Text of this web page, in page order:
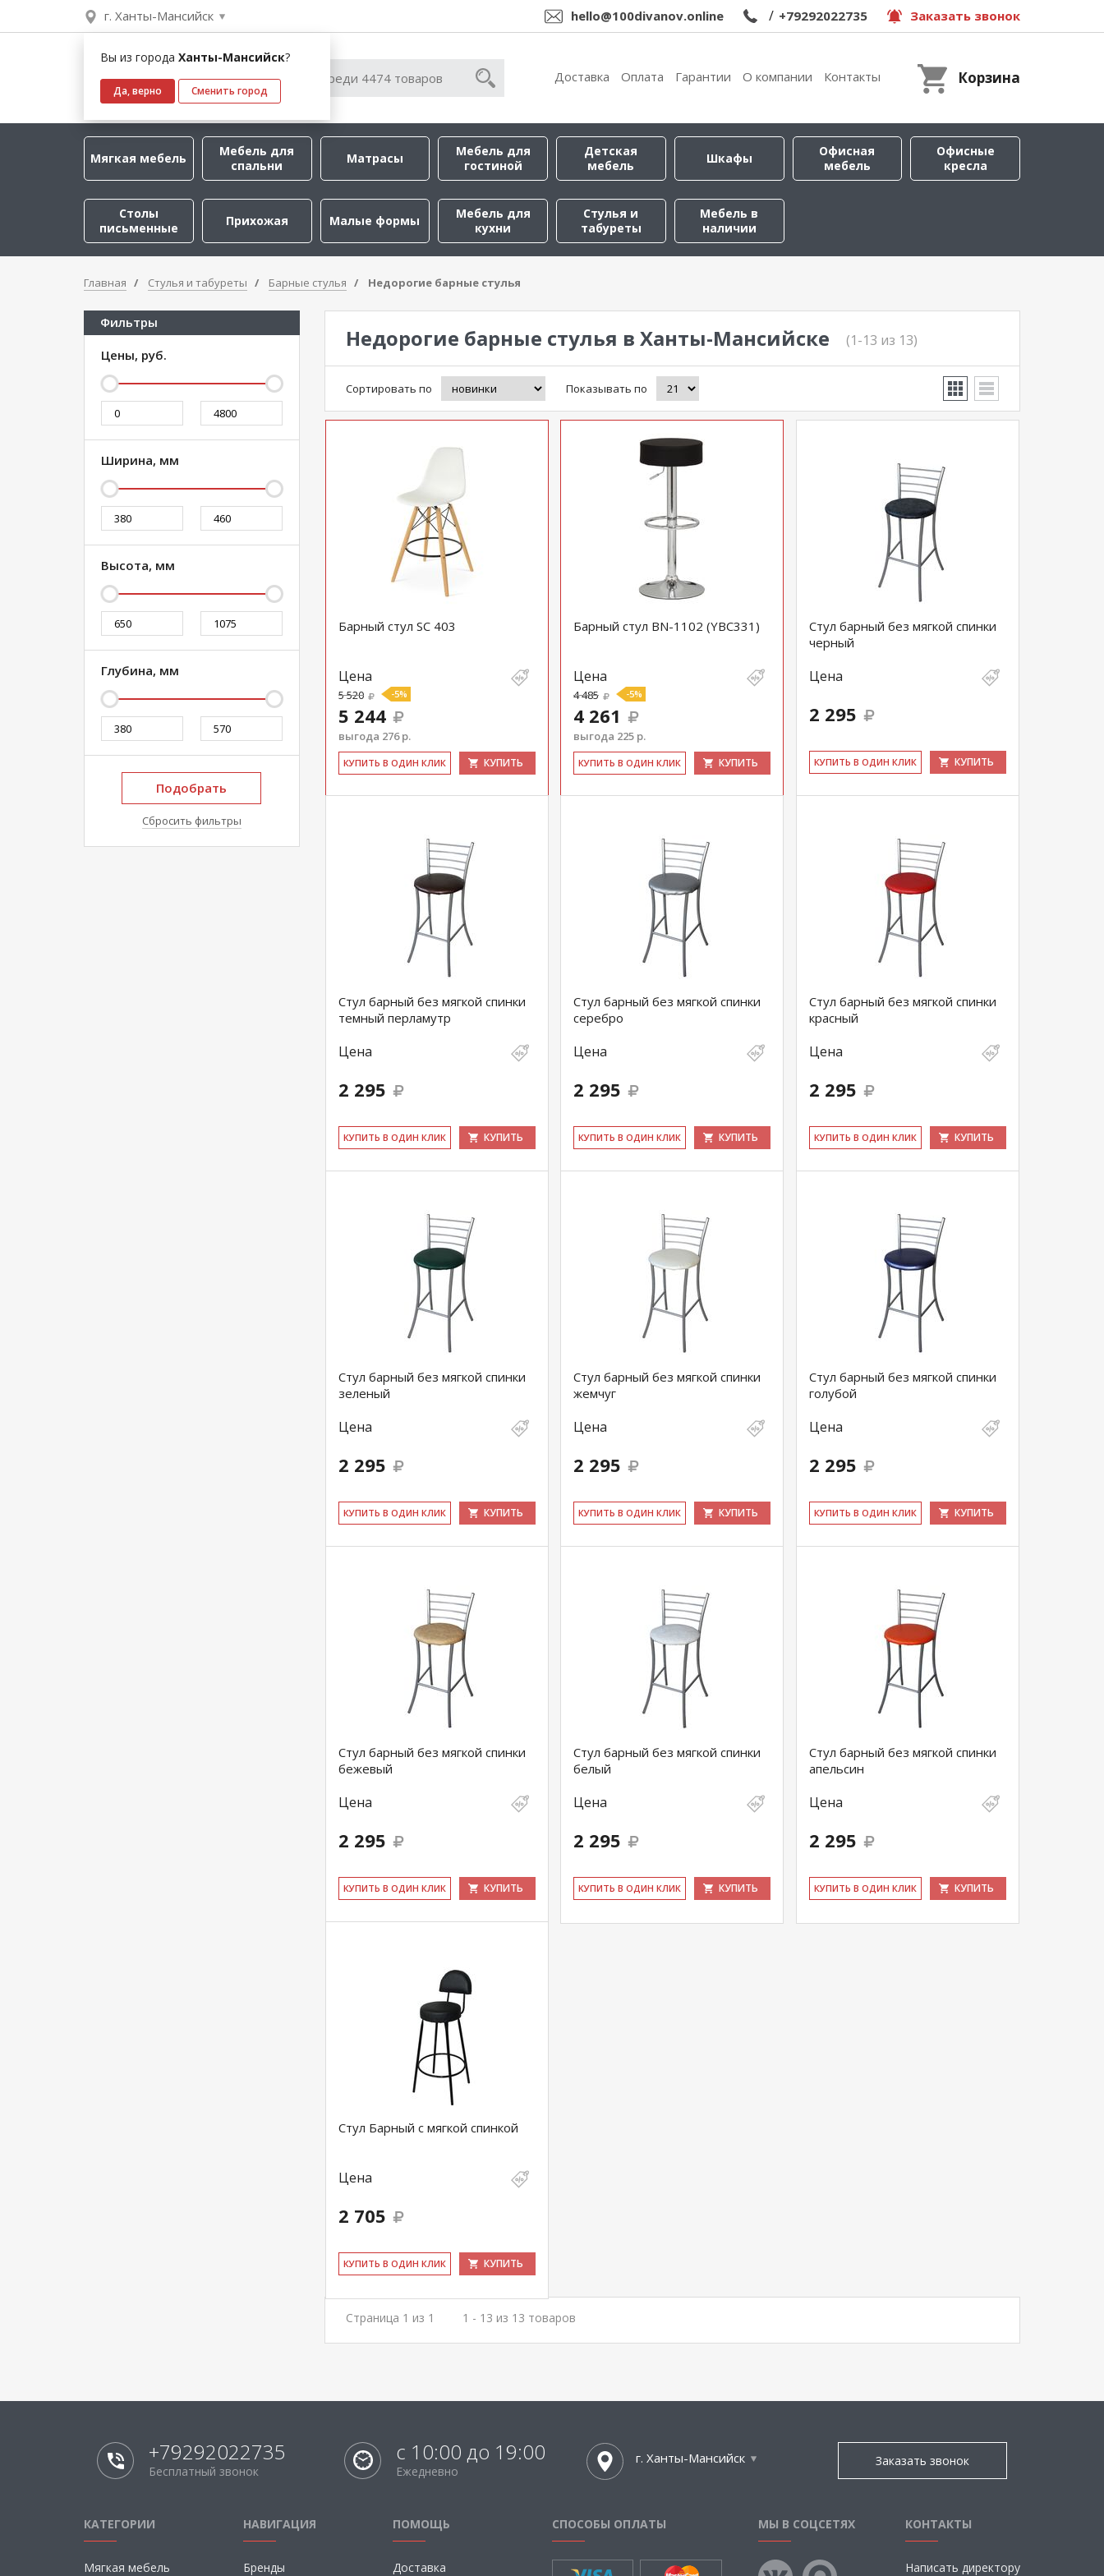
г. Ханты-Мансийск
Вы из города Ханты-Мансийск?
Да, верно Сменить город
hello@100divanov.online / +79292022735 Заказать звонок
Доставка Оплата Гарантии О компании Контакты Корзина
Мягкая мебель
Мебель для
спальни
Матрасы
Мебель для
гостиной
Детская
мебель
Шкафы
Офисная
мебель
Офисные
кресла
Столы
письменные
Прихожая Малые формы
Мебель для
кухни
Стулья и
табуреты
Мебель в
наличии
Главная Стулья и табуреты Барные стулья Недорогие барные стулья
Недорогие барные стулья в Ханты-Мансийске (1-13 из 13)
Сортировать по Показывать по
Барный стул SC 403
Цена
5 520 -5%
5 244
выгода 276 р.
КУ­ПИТЬ В ОДИН КЛИК КУПИТЬ
Барный стул BN-1102 (YBC331)
Цена
4 485 -5%
4 261
выгода 225 р.
КУ­ПИТЬ В ОДИН КЛИК КУПИТЬ
Стул барный без мягкой спинки
черный
Цена
2 295
КУ­ПИТЬ В ОДИН КЛИК КУПИТЬ
Стул барный без мягкой спинки
темный перламутр
Цена
2 295
КУ­ПИТЬ В ОДИН КЛИК КУПИТЬ
Стул барный без мягкой спинки
серебро
Цена
2 295
КУ­ПИТЬ В ОДИН КЛИК КУПИТЬ
Стул барный без мягкой спинки
красный
Цена
2 295
КУ­ПИТЬ В ОДИН КЛИК КУПИТЬ
Стул барный без мягкой спинки
зеленый
Цена
2 295
КУ­ПИТЬ В ОДИН КЛИК КУПИТЬ
Стул барный без мягкой спинки
жемчуг
Цена
2 295
КУ­ПИТЬ В ОДИН КЛИК КУПИТЬ
Стул барный без мягкой спинки
голубой
Цена
2 295
КУ­ПИТЬ В ОДИН КЛИК КУПИТЬ
Стул барный без мягкой спинки
бежевый
Цена
2 295
КУ­ПИТЬ В ОДИН КЛИК КУПИТЬ
Стул барный без мягкой спинки
белый
Цена
2 295
КУ­ПИТЬ В ОДИН КЛИК КУПИТЬ
Стул барный без мягкой спинки
апельсин
Цена
2 295
КУ­ПИТЬ В ОДИН КЛИК КУПИТЬ
Стул Барный с мягкой спинкой
Цена
2 705
КУ­ПИТЬ В ОДИН КЛИК КУПИТЬ
Страница 1 из 1 1 - 13 из 13 товаров
Фильтры
Цены, руб.
Ширина, мм
Высота, мм
Глубина, мм
Подобрать
Сбросить фильтры
+79292022735
Бесплатный звонок
с 10:00 до 19:00
Ежедневно
г. Ханты-Мансийск Заказать звонок
КАТЕГОРИИ
Мягкая мебель
НАВИГАЦИЯ
Бренды
ПОМОЩЬ
Доставка
СПОСОБЫ ОПЛАТЫ МЫ В СОЦСЕТЯХ КОНТАКТЫ
Написать директору